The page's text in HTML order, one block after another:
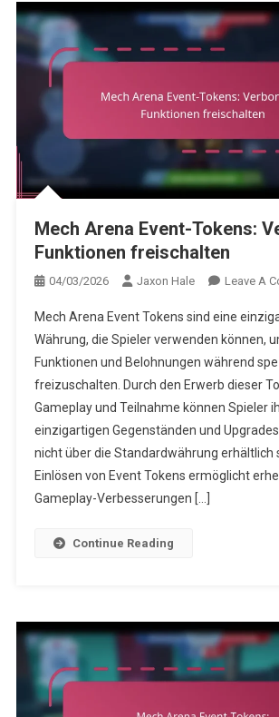
Mech Arena Event-Tokens:
Funktionen freischalten
04/03/2026 Jaxon Hale Leave A
Mech Arena Event Tokens sind eine
Währung, die Spieler verwenden können,
Funktionen und Belohnungen während
freizuschalten. Durch den Erwerb dieser
Gameplay und Teilnahme können Spieler
einzigartigen Gegenständen und
nicht über die Standardwährung erhältlich
Einlösen von Event Tokens ermöglicht
Gameplay-Verbesserungen […]
Continue Reading